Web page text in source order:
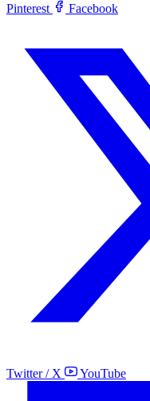
Pinterest Facebook
Twitter / X YouTube